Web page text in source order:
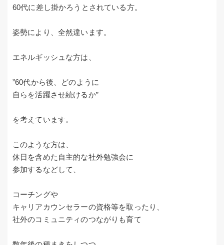
60代に差し掛かろうとされている方。
姿勢により、全然違います。
エネルギッシュな方は、
”60代から後、どのように
自らを活躍させ続けるか”
を考えています。
このような方は、
休日を含めた自主的な社外勉強会に
参加するなどして、
コーチングや
キャリアカウンセラーの資格等を取ったり、
社外のコミュニティのつながりも育て